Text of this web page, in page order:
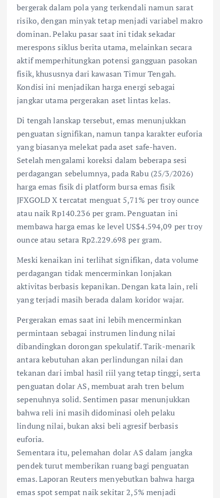
bergerak dalam pola yang terkendali namun sarat
risiko, dengan minyak tetap menjadi variabel makro
dominan. Pelaku pasar saat ini tidak sekadar
merespons siklus berita utama, melainkan secara
aktif memperhitungkan potensi gangguan pasokan
fisik, khususnya dari kawasan Timur Tengah.
Kondisi ini menjadikan harga energi sebagai
jangkar utama pergerakan aset lintas kelas.
Di tengah lanskap tersebut, emas menunjukkan
penguatan signifikan, namun tanpa karakter euforia
yang biasanya melekat pada aset safe-haven.
Setelah mengalami koreksi dalam beberapa sesi
perdagangan sebelumnya, pada Rabu (25/3/2026)
harga emas fisik di platform bursa emas fisik
JFXGOLD X tercatat menguat 5,71% per troy ounce
atau naik Rp140.236 per gram. Penguatan ini
membawa harga emas ke level US$4.594,09 per troy
ounce atau setara Rp2.229.698 per gram.
Meski kenaikan ini terlihat signifikan, data volume
perdagangan tidak mencerminkan lonjakan
aktivitas berbasis kepanikan. Dengan kata lain, reli
yang terjadi masih berada dalam koridor wajar.
Pergerakan emas saat ini lebih mencerminkan
permintaan sebagai instrumen lindung nilai
dibandingkan dorongan spekulatif. Tarik-menarik
antara kebutuhan akan perlindungan nilai dan
tekanan dari imbal hasil riil yang tetap tinggi, serta
penguatan dolar AS, membuat arah tren belum
sepenuhnya solid. Sentimen pasar menunjukkan
bahwa reli ini masih didominasi oleh pelaku
lindung nilai, bukan aksi beli agresif berbasis
euforia.
Sementara itu, pelemahan dolar AS dalam jangka
pendek turut memberikan ruang bagi penguatan
emas. Laporan Reuters menyebutkan bahwa harga
emas spot sempat naik sekitar 2,5% menjadi